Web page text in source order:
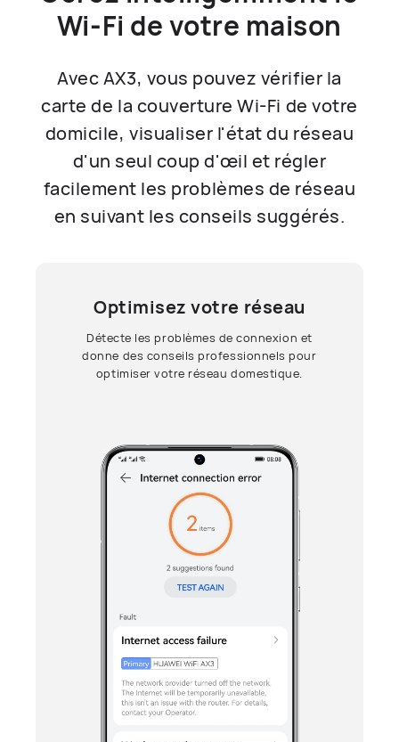
Wi-Fi de votre maison
Avec AX3, vous pouvez vérifier la
carte de la couverture Wi-Fi de votre
domicile, visualiser l'état du réseau
d'un seul coup d'œil et régler
facilement les problèmes de réseau
en suivant les conseils suggérés.
Optimisez votre réseau
Détecte les problèmes de connexion et
donne des conseils professionnels pour
optimiser votre réseau domestique.
Couverture du signal
Fournit une carte de couverture de votre
réseau Wi-Fi domestique,
affichant la couverture de manière précise
Diagnostic intelligent
Visualisez l'état du réseau pour chacun des
appareils connectés de votre maison.
Obtenez une compréhension claire de
Optimisez votre réseau
Détecte les problèmes de connexion et
donne des conseils professionnels pour
optimiser votre réseau domestique.